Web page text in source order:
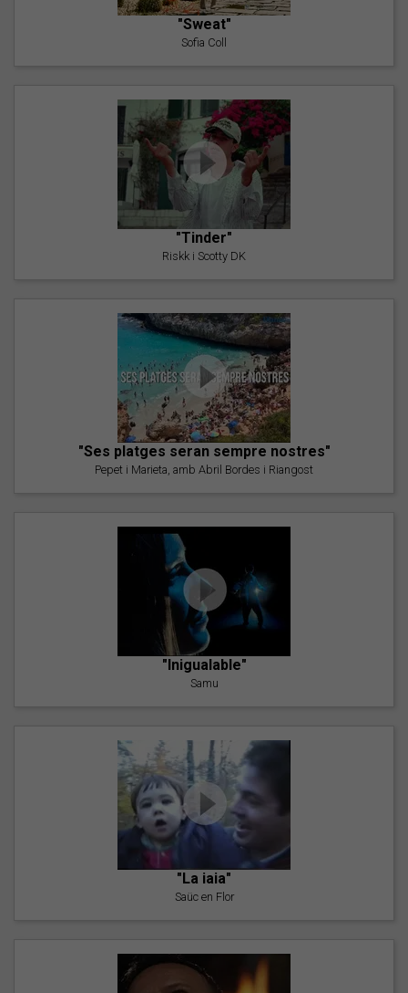
"Sweat"
Sofia Coll
"Tinder"
Riskk i Scotty DK
"Ses platges seran sempre nostres"
Pepet i Marieta, amb Abril Bordes i Riangost
"Inigualable"
Samu
"La iaia"
Saüc en Flor